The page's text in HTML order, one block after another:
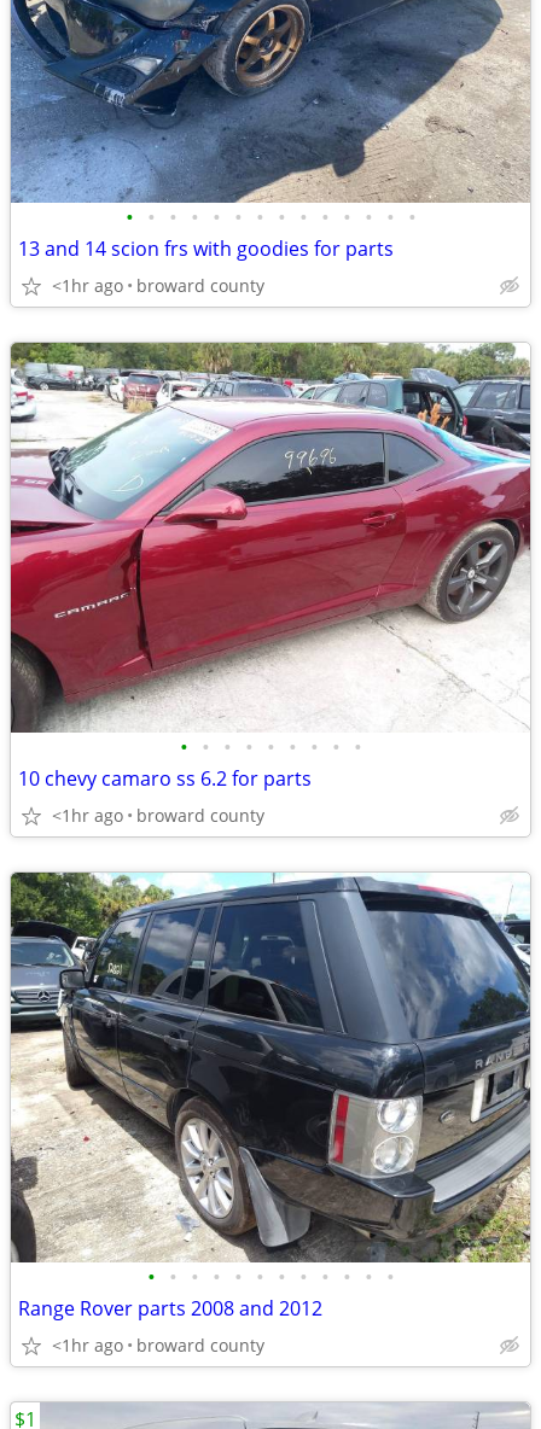
• • • • • • • • • • • • • •
13 and 14 scion frs with goodies for parts
<1hr ago broward county
• • • • • • • • •
10 chevy camaro ss 6.2 for parts
<1hr ago broward county
• • • • • • • • • • • •
Range Rover parts 2008 and 2012
<1hr ago broward county
$1